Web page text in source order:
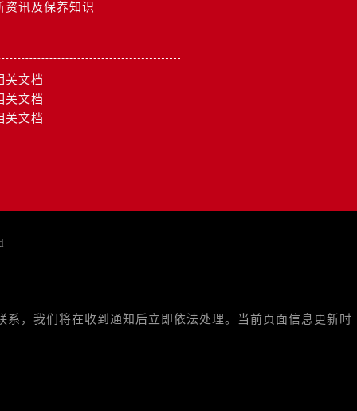
）
资讯及保养知识
关文档
关文档
关文档
，我们将在收到通知后立即依法处理。当前页面信息更新时